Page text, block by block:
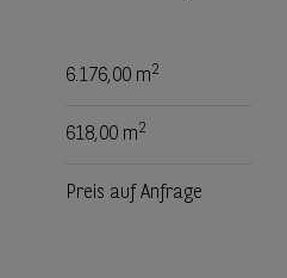
6.176,00 m2
618,00 m2
Preis auf Anfrage